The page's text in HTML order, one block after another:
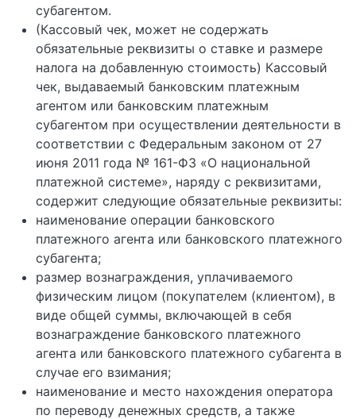
субагентом.
(Кассовый чек, может не содержать
обязательные реквизиты о ставке и размере
налога на добавленную стоимость) Кассовый
чек, выдаваемый банковским платежным
агентом или банковским платежным
субагентом при осуществлении деятельности в
соответствии с Федеральным законом от 27
июня 2011 года № 161-ФЗ «О национальной
платежной системе», наряду с реквизитами,
содержит следующие обязательные реквизиты:
наименование операции банковского
платежного агента или банковского платежного
субагента;
размер вознаграждения, уплачиваемого
физическим лицом (покупателем (клиентом), в
виде общей суммы, включающей в себя
вознаграждение банковского платежного
агента или банковского платежного субагента в
случае его взимания;
наименование и место нахождения оператора
по переводу денежных средств, а также